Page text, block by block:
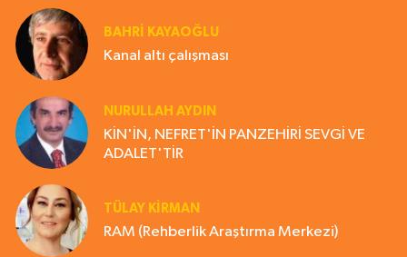
BAHRI KAYAOĞLU
Kanal altı çalışması
NURULLAH AYDIN
KİN'İN, NEFRET'İN PANZEHİRİ SEVGİ VE
ADALET'TİR
TÜLAY KİRMAN
RAM (Rehberlik Araştırma Merkezi)